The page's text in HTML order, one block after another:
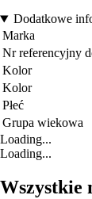
Dodatkowe
Marka
Nr referencyjny
Kolor
Kolor
Płeć
Grupa wiekowa
Loading...
Loading...
Wszystkie